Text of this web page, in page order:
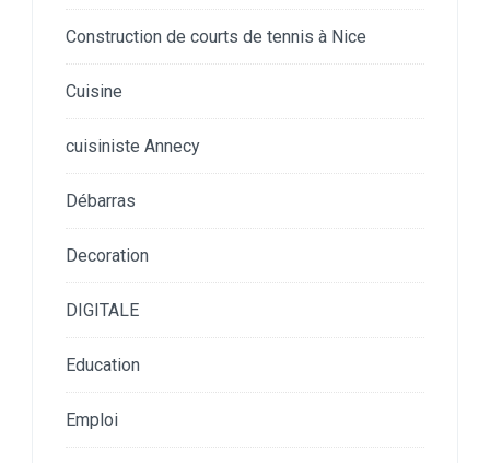
Construction de courts de tennis à Nice
Cuisine
cuisiniste Annecy
Débarras
Decoration
DIGITALE
Education
Emploi